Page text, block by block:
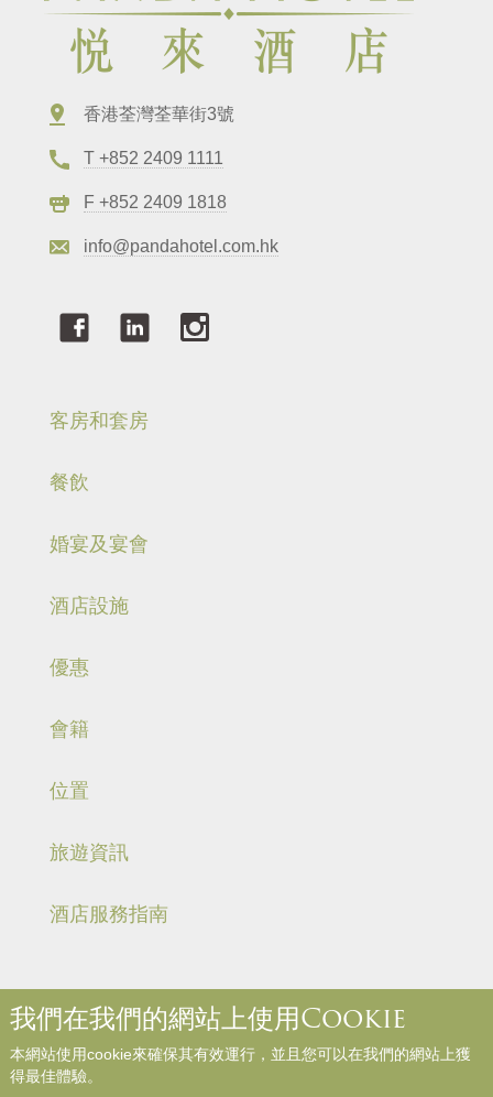
香港荃灣荃華街3號
T +852 2409 1111
F +852 2409 1818
info@pandahotel.com.hk
客房和套房
餐飲
婚宴及宴會
酒店設施
優惠
會籍
位置
旅遊資訊
酒店服務指南
網站地圖
我們在我們的網站上使用Cookie
本網站使用cookie來確保其有效運行，並且您可以在我們的網站上獲
得最佳體驗。